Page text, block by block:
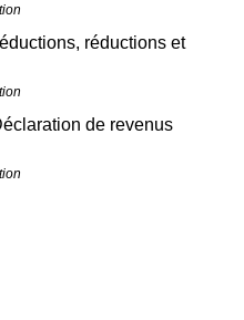
réductions et
de revenus